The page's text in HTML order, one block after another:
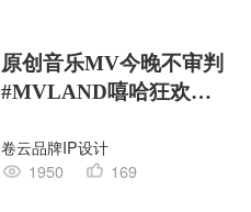
原创音乐MV今晚不审判
#MVLAND嘻哈狂欢派
卷云品牌IP设计
1950
169